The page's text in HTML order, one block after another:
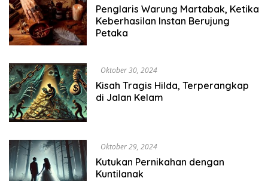
Penglaris Warung Martabak, Ketika
Keberhasilan Instan Berujung
Petaka
Oktober 30, 2024
Kisah Tragis Hilda, Terperangkap
di Jalan Kelam
Oktober 29, 2024
Kutukan Pernikahan dengan
Kuntilanak